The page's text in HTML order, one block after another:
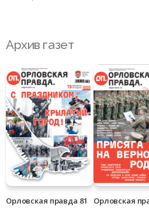
Архив газет
Орловская правда 81 Орловская